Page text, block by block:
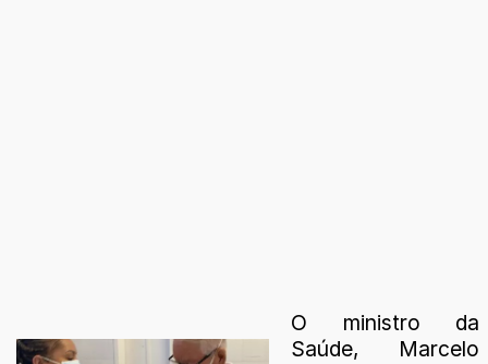
O ministro da
Saúde, Marcelo